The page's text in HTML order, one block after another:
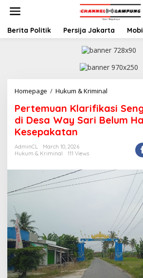
t
Berita Politik Persija Jakarta
Homepage / Hukum & Kriminal
r
t
e
K
k
a
s
i
S
Pertemuan Klarifikasi
di Desa Way Sari Belum
Kesepakatan
AdminCL
March 10, 2026
Hukum & Kriminal
111 Views